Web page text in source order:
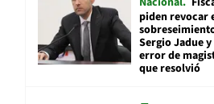
piden revocar
Sergio Jadue
error de
que resolvió